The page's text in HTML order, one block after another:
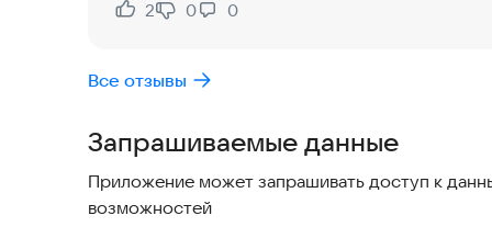
условиях плохого соединения.
потеряли связь. Вы можете использовать его
Скачайте приложение и начните искать людей,
Нравится:
2
Не нравится:
0 0
Все отзывы
Запрашиваемые данные
Приложение может запрашивать доступ к
возможностей